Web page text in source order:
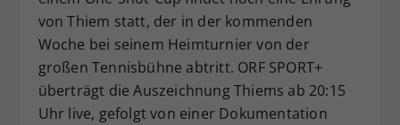
von Thiem statt, der in der kommenden
Woche bei seinem Heimturnier von der
großen Tennisbühne abtritt. ORF SPORT+
überträgt die Auszeichnung Thiems ab 20:15
Uhr live, gefolgt von einer Dokumentation